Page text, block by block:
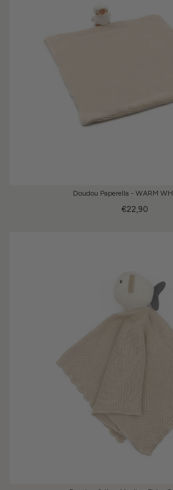
Doudou Paperella - WARM
€22,90